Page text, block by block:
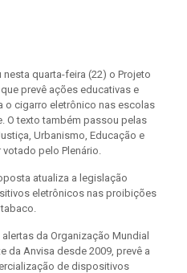
quarta-feira (22) o Projeto
prevê ações educativas e
o cigarro eletrônico nas escolas
O texto também passou pelas
Urbanismo, Educação e
pelo Plenário.
atualiza a legislação
eletrônicos nas proibições
da Organização Mundial
da Anvisa desde 2009, prevê a
de dispositivos